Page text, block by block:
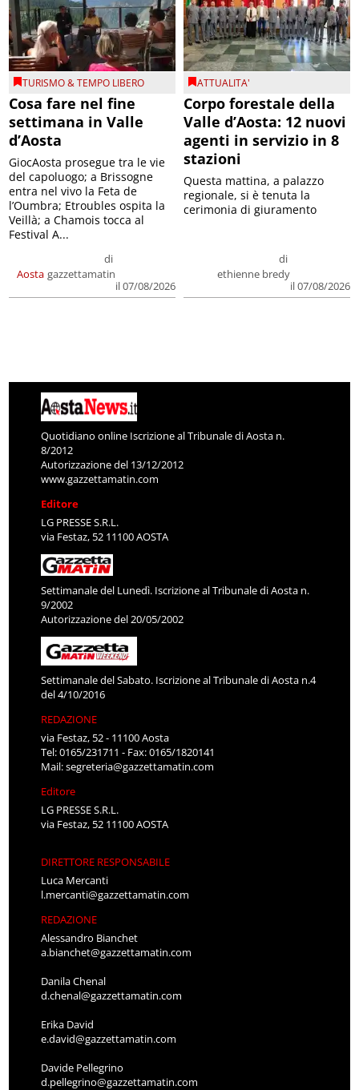
TURISMO & TEMPO LIBERO
Cosa fare nel fine
settimana in Valle
d’Aosta
Aosta
di
gazzettamatin
il 07/08/2026
GiocAosta prosegue tra le vie
del capoluogo; a Brissogne
entra nel vivo la Feta de
l’Oumbra; Etroubles ospita la
Veillà; a Chamois tocca al
Festival A...
ATTUALITA'
Corpo forestale della
Valle d’Aosta: 12 nuovi
agenti in servizio in 8
stazioni
di
ethienne bredy
il 07/08/2026
Questa mattina, a palazzo
regionale, si è tenuta la
cerimonia di giuramento
Quotidiano online Iscrizione al Tribunale di Aosta n.
8/2012
Autorizzazione del 13/12/2012
www.gazzettamatin.com
Editore
LG PRESSE S.R.L.
via Festaz, 52 11100 AOSTA
Settimanale del Lunedì. Iscrizione al Tribunale di Aosta n.
9/2002
Autorizzazione del 20/05/2002
Settimanale del Sabato. Iscrizione al Tribunale di Aosta n.4
del 4/10/2016
REDAZIONE
via Festaz, 52 - 11100 Aosta
Tel: 0165/231711 - Fax: 0165/1820141
Mail:segreteria@gazzettamatin.com
Editore
LG PRESSE S.R.L.
via Festaz, 52 11100 AOSTA
DIRETTORE RESPONSABILE
Luca Mercanti
l.mercanti@gazzettamatin.com
REDAZIONE
Alessandro Bianchet
a.bianchet@gazzettamatin.com
Danila Chenal
d.chenal@gazzettamatin.com
Erika David
e.david@gazzettamatin.com
Davide Pellegrino
d.pellegrino@gazzettamatin.com